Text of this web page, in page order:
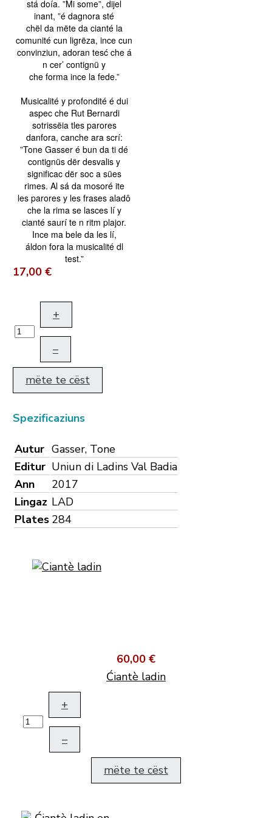
stá doía. ”Mi some”, dijel
inant, ”é dagnora sté
chël da mëte da cianté la
comunité cun ligrëza, ince cun
convinziun, adoran tesć che á
n cer’ contignü y
che forma ince la fede.”
Musicalité y profondité é dui
aspec che Rut Bernardi
sotrissëia tles parores
danfora, canche ara scrí:
”Tone Gasser é bun da ti dé
contignüs dër desvalis y
significac dër soc a sües
rimes. Al sá da mosoré ite
les parores y les frases aladô
che la rima se lasces lí y
cianté saurí te n ritm plajor.
Ince ma bele da les lí,
áldon fora la musicalité dl
test.”
17,00 €
+
–
mëte te cëst
Spezificaziuns
Autur Gasser, Tone
Editur Uniun di Ladins Val Badia
Ann
2017
Lingaz LAD
Plates 284
60,00 €
Ćiantè ladin
+
–
mëte te cëst